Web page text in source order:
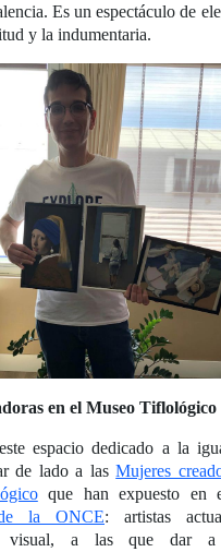
Es un espectáculo de
y la indumentaria.
en el Museo Tiflológico
espacio dedicado a la
de lado a lasMujeres
que han expuesto en
la ONCE: artistas
visual, a las que dar a